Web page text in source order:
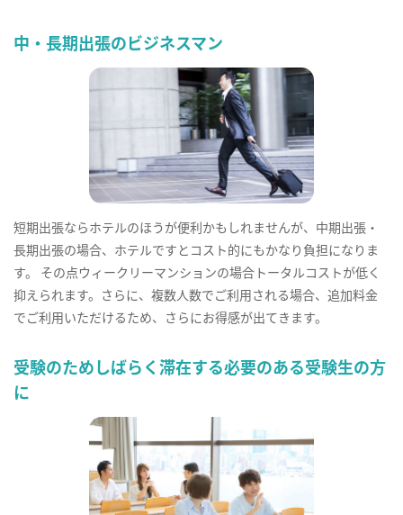
中・長期出張のビジネスマン
短期出張ならホテルのほうが便利かもしれませんが、中期出張・
長期出張の場合、ホテルですとコスト的にもかなり負担になりま
す。 その点ウィークリーマンションの場合トータルコストが低く
抑えられます。さらに、複数人数でご利用される場合、追加料金
でご利用いただけるため、さらにお得感が出てきます。
受験のためしばらく滞在する必要のある受験生の方
に